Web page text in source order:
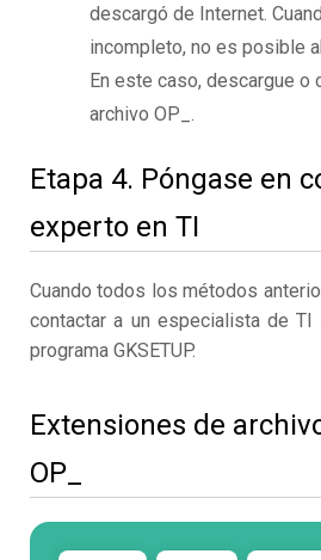
descargó de Internet.
incompleto, no es posible
En este caso, descargue o
archivo OP_.
Etapa 4. Póngase en
experto en TI
Cuando todos los métodos
contactar a un especialista de
programa GKSETUP.
Extensiones de
OP_